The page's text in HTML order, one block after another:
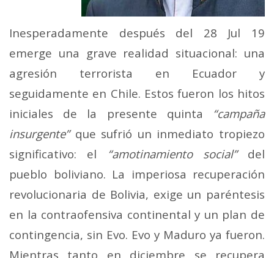
Inesperadamente después del 28 Jul 19
emerge una grave realidad situacional: una
agresión terrorista en Ecuador y
seguidamente en Chile. Estos fueron los hitos
iniciales de la presente quinta “campaña
insurgente”que sufrió un inmediato tropiezo
significativo: el “amotinamiento social”del
pueblo boliviano. La imperiosa recuperación
revolucionaria de Bolivia, exige un paréntesis
en la contraofensiva continental y un plan de
contingencia, sin Evo. Evo y Maduro ya fueron.
Mientras tanto en diciembre se recupera